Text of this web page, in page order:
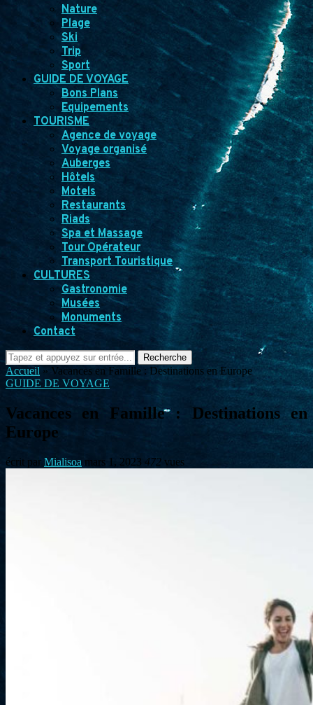
Nature
Plage
Ski
Trip
Sport
GUIDE DE VOYAGE
Bons Plans
Equipements
TOURISME
Agence de voyage
Voyage organisé
Auberges
Hôtels
Motels
Restaurants
Riads
Spa et Massage
Tour Opérateur
Transport Touristique
CULTURES
Gastronomie
Musées
Monuments
Contact
Recherche
Accueil » Vacances en Famille : Destinations en Europe
GUIDE DE VOYAGE
Vacances en Famille : Destinations en
Europe
écrit par Mialisoa mars 1, 2023 472 vues